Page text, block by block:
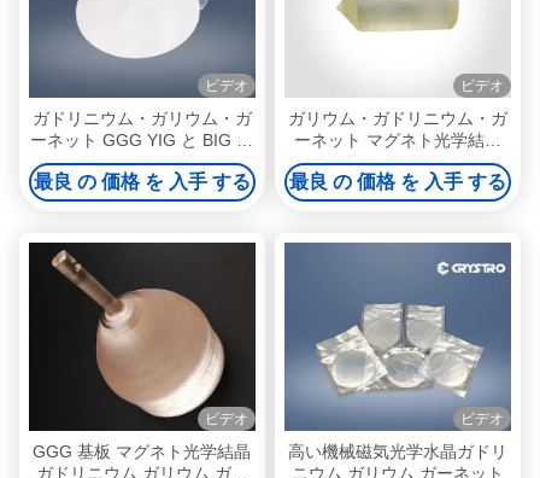
ビデオ
ガドリニウム・ガリウム・ガ
ーネット GGG YIG と BIG フ
ィルムのための単結晶基板
最良 の 価格 を 入手 する
ビデオ
ガリウム・ガドリニウム・ガ
ーネット マグネト光学結晶
Gd3Ga5O12 または GGG シ
ングル結晶
最良 の 価格 を 入手 する
ビデオ
GGG 基板 マグネト光学結晶
ガドリニウム ガリウム ガー
ビデオ
高い機械磁気光学水晶ガドリ
ニウム ガリウム ガーネット